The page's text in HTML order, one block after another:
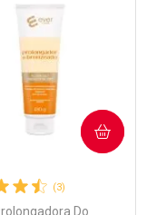
(3)
Do
COMPRAR